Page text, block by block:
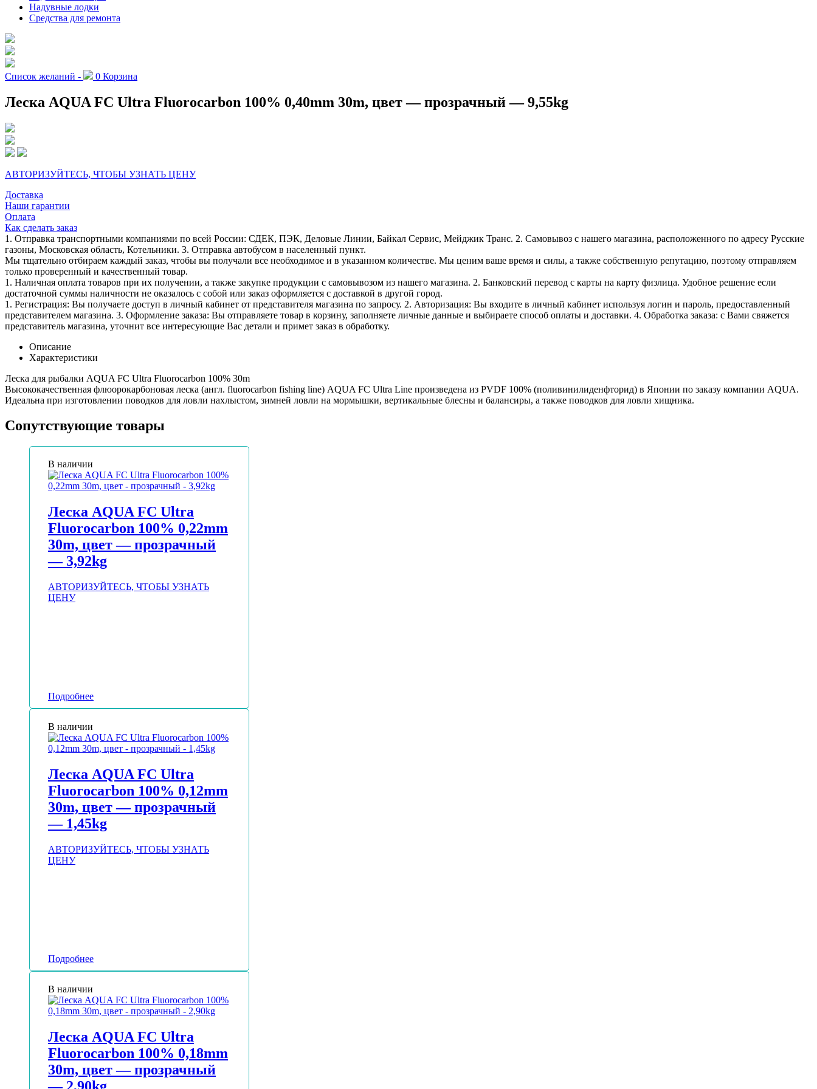
Надувные лодки
Средства для ремонта
Список желаний - 0 Корзина
Леска AQUA FC Ultra Fluorocarbon 100% 0,40mm 30m, цвет — прозрачный — 9,55kg
АВТОРИЗУЙТЕСЬ, ЧТОБЫ УЗНАТЬ ЦЕНУ
Доставка
Наши гарантии
Оплата
Как сделать заказ
1. Отправка транспортными компаниями по всей России: СДЕК, ПЭК, Деловые Линии, Байкал Сервис, Мейджик Транс. 2. Самовывоз с нашего магазина, расположенного по адресу Русские
газоны, Московская область, Котельники. 3. Отправка автобусом в населенный пункт.
Мы тщательно отбираем каждый заказ, чтобы вы получали все необходимое и в указанном количестве. Мы ценим ваше время и силы, а также собственную репутацию, поэтому отправляем
только проверенный и качественный товар.
1. Наличная оплата товаров при их получении, а также закупке продукции с самовывозом из нашего магазина. 2. Банковский перевод с карты на карту физлица. Удобное решение если
достаточной суммы наличности не оказалось с собой или заказ оформляется с доставкой в другой город.
1. Регистрация: Вы получаете доступ в личный кабинет от представителя магазина по запросу. 2. Авторизация: Вы входите в личный кабинет используя логин и пароль, предоставленный
представителем магазина. 3. Оформление заказа: Вы отправляете товар в корзину, заполняете личные данные и выбираете способ оплаты и доставки. 4. Обработка заказа: с Вами свяжется
представитель магазина, уточнит все интересующие Вас детали и примет заказ в обработку.
Описание
Характеристики
Леска для рыбалки AQUA FC Ultra Fluorocarbon 100% 30m
Высококачественная флюорокарбоновая леска (англ. fluorocarbon fishing line) AQUA FC Ultra Line произведена из PVDF 100% (поливинилиденфторид) в Японии по заказу компании AQUA.
Идеальна при изготовлении поводков для ловли нахлыстом, зимней ловли на мормышки, вертикальные блесны и балансиры, а также поводков для ловли хищника.
Сопутствующие товары
В наличии
Леска AQUA FC Ultra
Fluorocarbon 100% 0,22mm
30m, цвет — прозрачный
— 3,92kg
АВТОРИЗУЙТЕСЬ, ЧТОБЫ УЗНАТЬ
ЦЕНУ
Подробнее
В наличии
Леска AQUA FC Ultra
Fluorocarbon 100% 0,12mm
30m, цвет — прозрачный
— 1,45kg
АВТОРИЗУЙТЕСЬ, ЧТОБЫ УЗНАТЬ
ЦЕНУ
Подробнее
В наличии
Леска AQUA FC Ultra
Fluorocarbon 100% 0,18mm
30m, цвет — прозрачный